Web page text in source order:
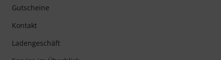
Gutscheine
Kontakt
Ladengeschäft